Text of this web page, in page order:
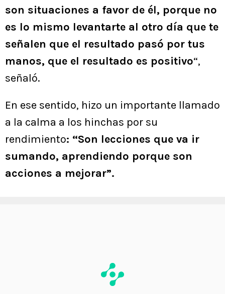
son situaciones a favor de él, porque no
es lo mismo levantarte al otro día que te
señalen que el resultado pasó por tus
manos, que el resultado es positivo“,
señaló.
En ese sentido, hizo un importante llamado
a la calma a los hinchas por su
rendimiento: “Son lecciones que va ir
sumando, aprendiendo porque son
acciones a mejorar”.